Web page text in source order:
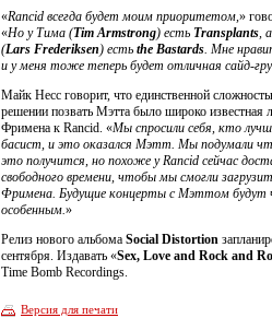
«Rancid всегда будет моим приоритетом,»
«Но у Тима (Tim Armstrong) есть Transplants,
(Lars Frederiksen) есть the Bastards. Мне
и у меня тоже теперь будет отличная сайд-
Майк Несс говорит, что единственной
решении позвать Мэтта было широко известная
Фримена к Rancid. «Мы спросили себя, кто
басист, и это оказался Мэтт. Мы подумали
это получится, но похоже у Rancid сейчас
свободного времени, чтобы мы смогли
Фримена. Будущие концерты с Мэттом будут
особенным.»
Релиз нового альбома Social Distortion
сентября. Издавать «Sex, Love and Rock and
Time Bomb Recordings.
Версия для печати